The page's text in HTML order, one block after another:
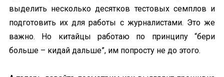
выделить несколько десятков тестовых семплов и
подготовить их для работы с журналистами. Это же
важно. Но китайцы работаю по принципу “бери
больше – кидай дальше”, им попросту не до этого.